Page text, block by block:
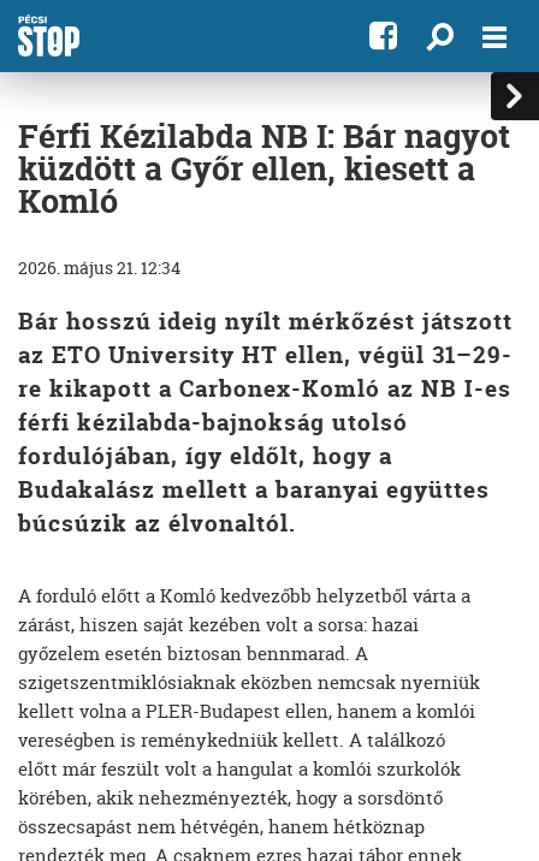
Férfi Kézilabda NB I: Bár nagyot
küzdött a Győr ellen, kiesett a
Komló
2026. május 21. 12:34
Bár hosszú ideig nyílt mérkőzést játszott
az ETO University HT ellen, végül 31–29-
re kikapott a Carbonex-Komló az NB I-es
férfi kézilabda-bajnokság utolsó
fordulójában, így eldőlt, hogy a
Budakalász mellett a baranyai együttes
búcsúzik az élvonaltól.
A forduló előtt a Komló kedvezőbb helyzetből várta a
zárást, hiszen saját kezében volt a sorsa: hazai
győzelem esetén biztosan bennmarad. A
szigetszentmiklósiaknak eközben nemcsak nyerniük
kellett volna a PLER-Budapest ellen, hanem a komlói
vereségben is reménykedniük kellett. A találkozó
előtt már feszült volt a hangulat a komlói szurkolók
körében, akik nehezményezték, hogy a sorsdöntő
összecsapást nem hétvégén, hanem hétköznap
rendezték meg. A csaknem ezres hazai tábor ennek